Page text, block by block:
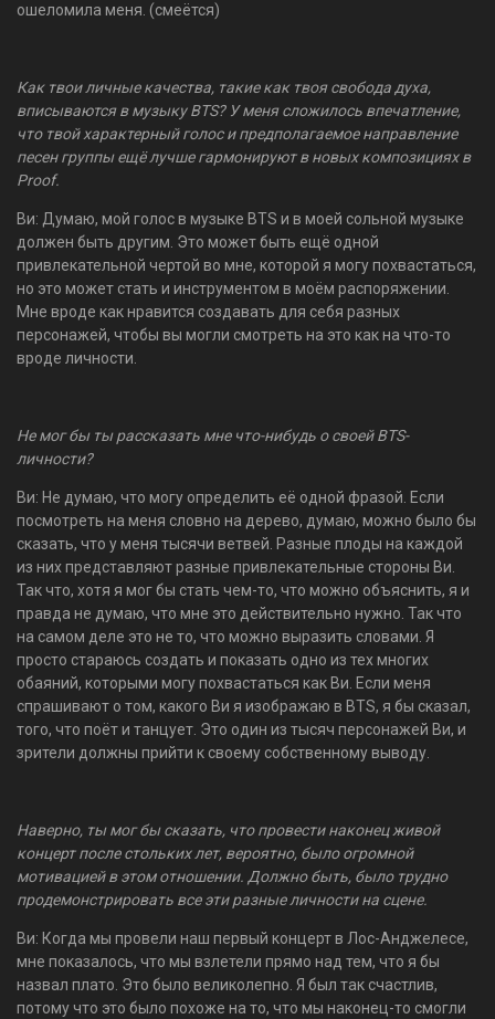
ошеломила меня. (смеётся)
Как твои личные качества, такие как твоя свобода духа,
вписываются в музыку BTS? У меня сложилось впечатление,
что твой характерный голос и предполагаемое направление
песен группы ещё лучше гармонируют в новых композициях в
Proof.
Ви: Думаю, мой голос в музыке BTS и в моей сольной музыке
должен быть другим. Это может быть ещё одной
привлекательной чертой во мне, которой я могу похвастаться,
но это может стать и инструментом в моём распоряжении.
Мне вроде как нравится создавать для себя разных
персонажей, чтобы вы могли смотреть на это как на что-то
вроде личности.
Не мог бы ты рассказать мне что-нибудь о своей BTS-
личности?
Ви: Не думаю, что могу определить её одной фразой. Если
посмотреть на меня словно на дерево, думаю, можно было бы
сказать, что у меня тысячи ветвей. Разные плоды на каждой
из них представляют разные привлекательные стороны Ви.
Так что, хотя я мог бы стать чем-то, что можно объяснить, я и
правда не думаю, что мне это действительно нужно. Так что
на самом деле это не то, что можно выразить словами. Я
просто стараюсь создать и показать одно из тех многих
обаяний, которыми могу похвастаться как Ви. Если меня
спрашивают о том, какого Ви я изображаю в BTS, я бы сказал,
того, что поёт и танцует. Это один из тысяч персонажей Ви, и
зрители должны прийти к своему собственному выводу.
Наверно, ты мог бы сказать, что провести наконец живой
концерт после стольких лет, вероятно, было огромной
мотивацией в этом отношении. Должно быть, было трудно
продемонстрировать все эти разные личности на сцене.
Ви: Когда мы провели наш первый концерт в Лос-Анджелесе,
мне показалось, что мы взлетели прямо над тем, что я бы
назвал плато. Это было великолепно. Я был так счастлив,
потому что это было похоже на то, что мы наконец-то смогли